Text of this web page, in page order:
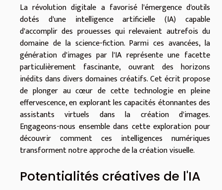
La révolution digitale a favorisé l'émergence d'outils
dotés d'une intelligence artificielle (IA) capable
d'accomplir des prouesses qui relevaient autrefois du
domaine de la science-fiction. Parmi ces avancées, la
génération d'images par l'IA représente une facette
particulièrement fascinante, ouvrant des horizons
inédits dans divers domaines créatifs. Cet écrit propose
de plonger au cœur de cette technologie en pleine
effervescence, en explorant les capacités étonnantes des
assistants virtuels dans la création d'images.
Engageons-nous ensemble dans cette exploration pour
découvrir comment ces intelligences numériques
transforment notre approche de la création visuelle.
Potentialités créatives de l'IA